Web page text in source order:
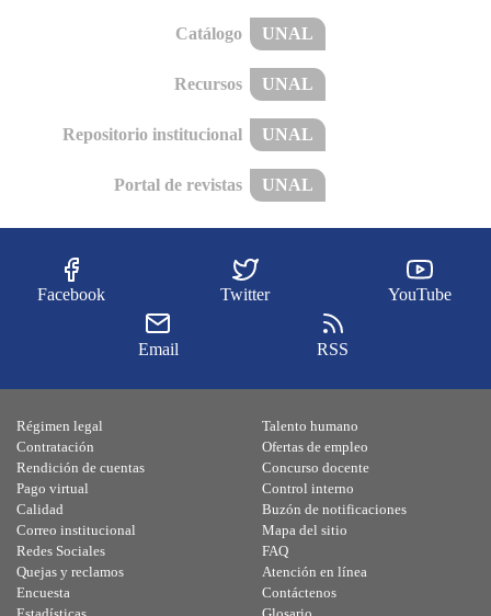
Catálogo UNAL
Recursos UNAL
Repositorio institucional UNAL
Portal de revistas UNAL
Facebook Twitter YouTube
Email RSS
Régimen legal
Contratación
Rendición de cuentas
Pago virtual
Calidad
Talento humano
Ofertas de empleo
Concurso docente
Control interno
Buzón de notificaciones
Correo institucional
Redes Sociales
Quejas y reclamos
Encuesta
Mapa del sitio
FAQ
Atención en línea
Contáctenos